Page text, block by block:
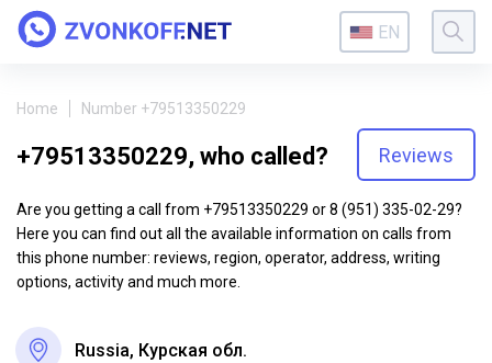
EN
Home Number +79513350229
+79513350229, who called? Reviews
Are you getting a call from +79513350229 or 8 (951) 335-02-29?
Here you can find out all the available information on calls from
this phone number: reviews, region, operator, address, writing
options, activity and much more.
Russia, Курская обл.